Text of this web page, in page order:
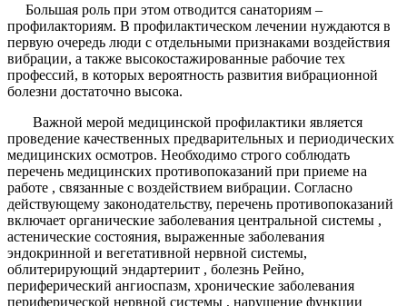
Большая роль при этом отводится санаториям –
профилакториям. В профилактическом лечении нуждаются в
первую очередь люди с отдельными признаками воздействия
вибрации, а также высокостажированные рабочие тех
профессий, в которых вероятность развития вибрационной
болезни достаточно высока.
Важной мерой медицинской профилактики является
проведение качественных предварительных и периодических
медицинских осмотров. Необходимо строго соблюдать
перечень медицинских противопоказаний при приеме на
работе , связанные с воздействием вибрации. Согласно
действующему законодательству, перечень противопоказаний
включает органические заболевания центральной системы ,
астенические состояния, выраженные заболевания
эндокринной и вегетативной нервной системы,
облитерирующий эндартериит , болезнь Рейно,
периферический ангиоспазм, хронические заболевания
периферической нервной системы , нарушение функции